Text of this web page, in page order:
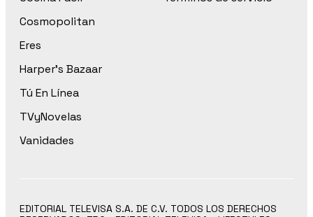
Cosmopolitan
Eres
Harper’s Bazaar
Tú En Línea
TVyNovelas
Vanidades
EDITORIAL TELEVISA S.A. DE C.V. TODOS LOS DERECHOS